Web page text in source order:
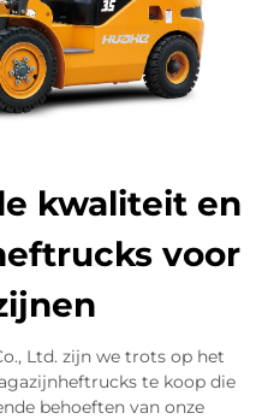
kwaliteit en
voor
Ltd. zijn we trots op het
te koop die
behoeften van onze